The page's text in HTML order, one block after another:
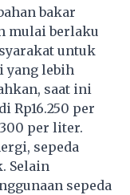
bakar
mulai berlaku
untuk
yang lebih
saat ini
Rp16.250 per
per liter.
sepeda
Selain
sepeda